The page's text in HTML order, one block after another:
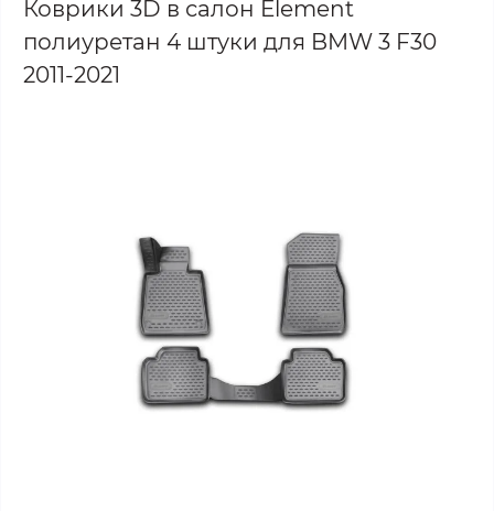
Коврики 3D в салон Element
полиуретан 4 штуки для BMW 3 F30
2011-2021